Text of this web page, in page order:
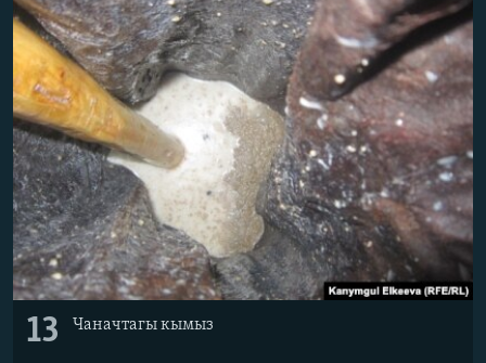
13 Чаначтагы кымыз